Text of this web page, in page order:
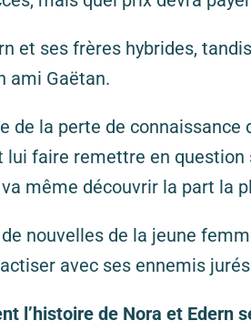
et ses frères hybrides,
ami Gaëtan.
de la perte de
faire remettre en question
même découvrir la part la
nouvelles de la jeune
avec ses ennemis
l’histoire de Nora et